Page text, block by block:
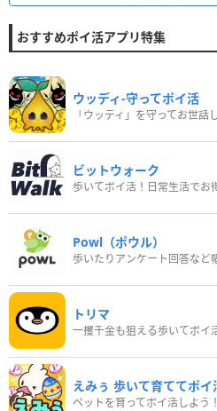
おすすめポイ活アプリ特集
ウッディ‐守ってポイ活
「ウッディ」を守ってお世話
ビットウォーク
Powl（ポウル）
トリマ
一攫千金も狙える歩いてポイ
えみぅ 歩いて育ててポイ